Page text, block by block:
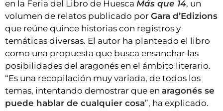
INICIAR SESIÓN
en la Feria del Libro de Huesca Más que 14, un
volumen de relatos publicado por Gara d’Edizions
que reúne quince historias con registros y
temáticas diversas. El autor ha planteado el libro
como una propuesta que busca ensanchar las
posibilidades del aragonés en el ámbito literario.
“Es una recopilación muy variada, de todos los
temas, intentando demostrar que en aragonés se
puede hablar de cualquier cosa”, ha explicado.